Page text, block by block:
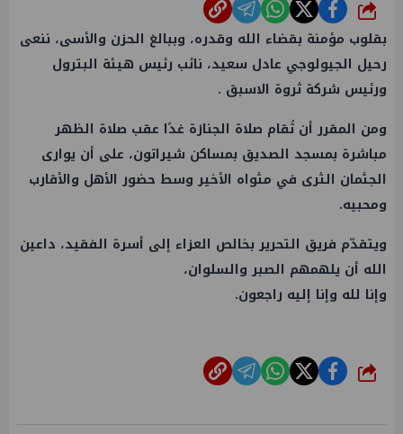
شارك
بقلوب مؤمنة بقضاء الله وقدره، وببالغ الحزن والأسى، ننعى
رحيل الجيولوجي عادل سعيد، نائب رئيس هيئة البترول
ورئيس شركة ثروة الاسبق .
ومن المقرر أن تُقام صلاة الجنازة غدًا عقب صلاة الظهر
مباشرة بمسجد الصديق بمساكن شيراتون، على أن يوارى
الجثمان الثرى في مثواه الأخير وسط حضور الأهل والأقارب
ومحبيه.
ويتقدّم فريق التحرير بخالص العزاء إلى أسرة الفقيد، داعين
الله أن يلهمهم الصبر والسلوان،
وإنا لله وإنا إليه راجعون.
شارك